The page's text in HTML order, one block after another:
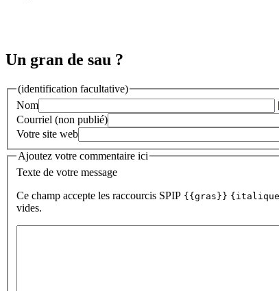
Un gran de sau ?
(identification facultative)
Nom
Courriel (non publié)
Votre site web
Ajoutez votre commentaire ici
Texte de votre message
Ce champ accepte les raccourcis SPIP {{gras}}
vides.